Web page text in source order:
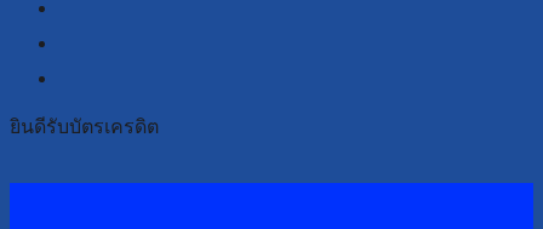
ยินดีรับบัตรเครดิต